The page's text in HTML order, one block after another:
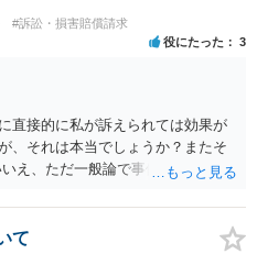
#訴訟・損害賠償請求
役にたった 3
直接的に私が訴えられては効果が
、それは本当でしょうか？またそ
え、ただ一般論で事例は分かりま
て